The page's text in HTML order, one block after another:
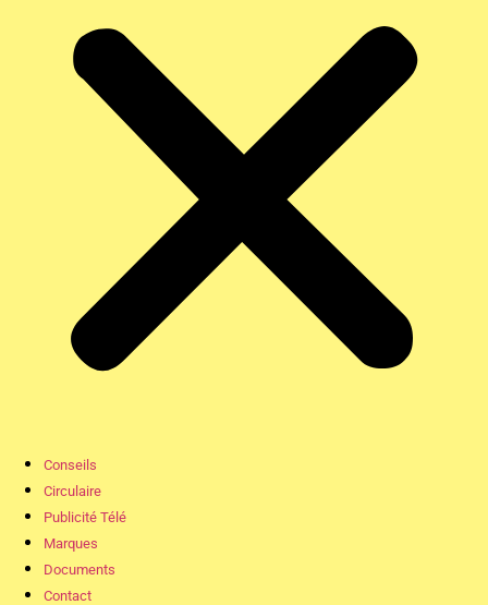
Conseils
Circulaire
Publicité Télé
Marques
Documents
Contact